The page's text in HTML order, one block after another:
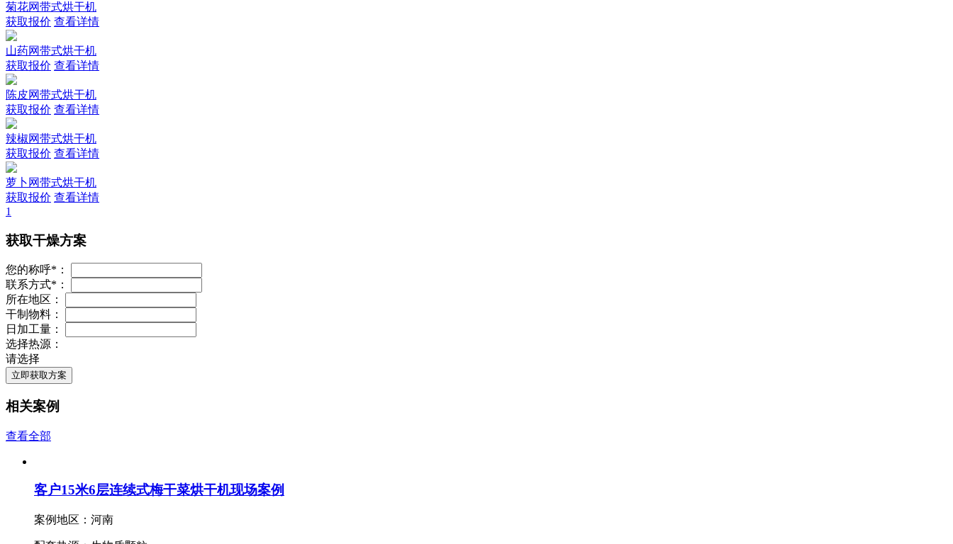
菊花网带式烘干机
获取报价 查看详情
山药网带式烘干机
获取报价 查看详情
陈皮网带式烘干机
获取报价 查看详情
辣椒网带式烘干机
获取报价 查看详情
萝卜网带式烘干机
获取报价 查看详情
1
获取干燥方案
您的称呼* ：
联系方式* ：
所在地区：
干制物料：
日加工量：
选择热源：
请选择
立即获取方案
相关案例
查看全部
客户15米6层连续式梅干菜烘干机现场案例
案例地区：河南